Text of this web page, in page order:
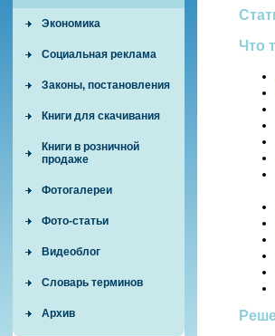
Экономика
Социальная реклама
Законы, постановления
Книги для скачивания
Книги в розничной
продаже
Фотогалереи
Фото-статьи
Видеоблог
Словарь терминов
Архив
Что